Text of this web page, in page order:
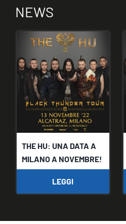
NEWS
THE HU: UNA DATA A
MILANO A NOVEMBRE!
LEGGI